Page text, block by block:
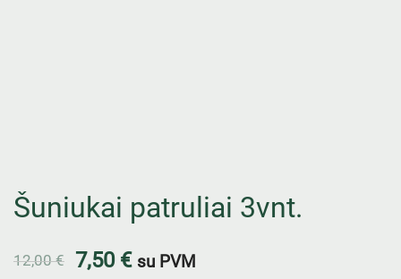
Šuniukai patruliai 3vnt.
12,00€ 7,50 € su PVM